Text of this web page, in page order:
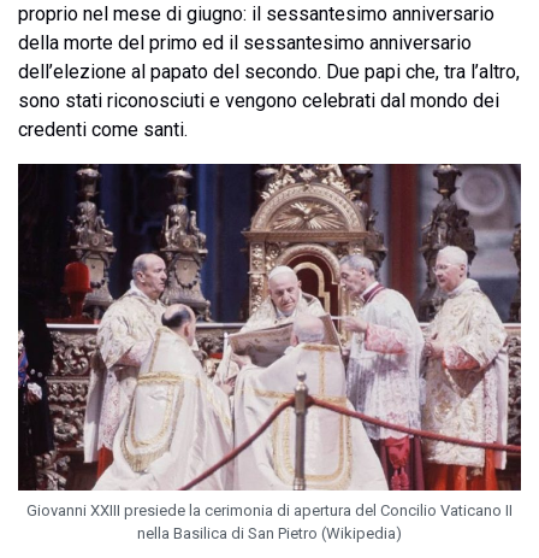
proprio nel mese di giugno: il sessantesimo anniversario
della morte del primo ed il sessantesimo anniversario
dell’elezione al papato del secondo. Due papi che, tra l’altro,
sono stati riconosciuti e vengono celebrati dal mondo dei
credenti come santi.
Giovanni XXIII presiede la cerimonia di apertura del Concilio Vaticano II
nella Basilica di San Pietro (Wikipedia)